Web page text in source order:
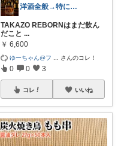
洋酒全般→特にシングルモルト好き
TAKAZO REBORNはまだ飲ん
だこと ...
￥ 6,600
ゆーちゃん@フ さんのコレ！
0 0 3
コレ いいね